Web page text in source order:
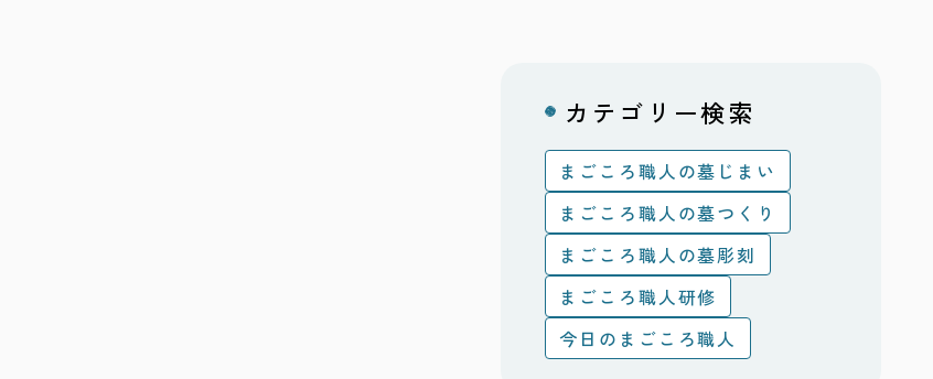
カテゴリー検索
まごころ職人の墓じまい
まごころ職人の墓つくり
まごころ職人の墓彫刻
まごころ職人研修
今日のまごころ職人